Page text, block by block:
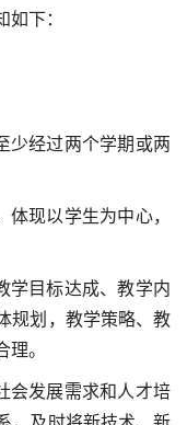
下：
少经过两个学期或两
现以学生为中心，
学目标达成、教学内
规划，教学策略、教
。
会发展需求和人才培